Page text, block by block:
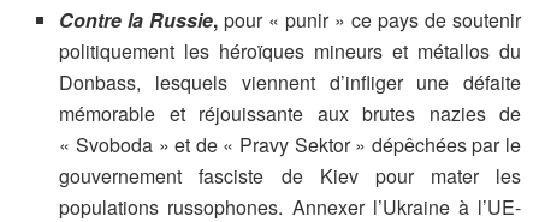
Contre la Russie, pour « punir » ce pays de soutenir
politiquement les héroïques mineurs et métallos du
Donbass, lesquels viennent d’infliger une défaite
mémorable et réjouissante aux brutes nazies de
« Svoboda » et de « Pravy Sektor » dépêchées par le
gouvernement fasciste de Kiev pour mater les
populations russophones. Annexer l’Ukraine à l’UE-